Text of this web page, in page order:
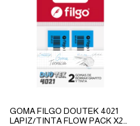
GOMA FILGO DOUTEK 4021
LAPIZ/TINTA FLOW PACK X2